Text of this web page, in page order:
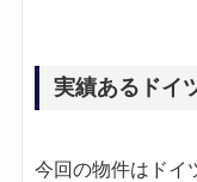
実績あるドイ
今回の物件はドイ